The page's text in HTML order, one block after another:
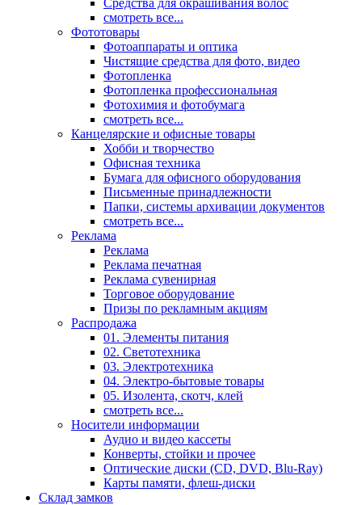
Средства для окрашивания волос
смотреть все...
Фототовары
Фотоаппараты и оптика
Чистящие средства для фото, видео
Фотопленка
Фотопленка профессиональная
Фотохимия и фотобумага
смотреть все...
Канцелярские и офисные товары
Хобби и творчество
Офисная техника
Бумага для офисного оборудования
Письменные принадлежности
Папки, системы архивации документов
смотреть все...
Реклама
Реклама
Реклама печатная
Реклама сувенирная
Торговое оборудование
Призы по рекламным акциям
Распродажа
01. Элементы питания
02. Светотехника
03. Электротехника
04. Электро-бытовые товары
05. Изолента, скотч, клей
смотреть все...
Носители информации
Аудио и видео кассеты
Конверты, стойки и прочее
Оптические диски (CD, DVD, Blu-Ray)
Карты памяти, флеш-диски
Склад замков